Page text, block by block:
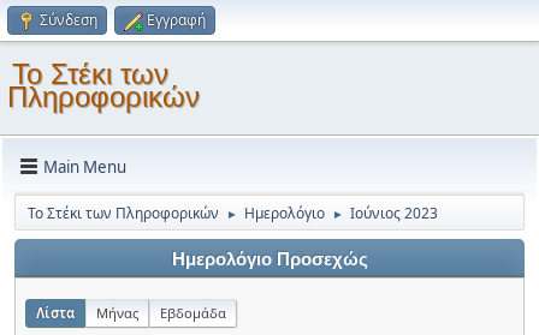
Σύνδεση Εγγραφή
Το Στέκι των
Πληροφορικών
Main Menu
Το Στέκι των Πληροφορικών ► Ημερολόγιο ► Ιούνιος 2023
Ημερολόγιο Προσεχώς
Λίστα Μήνας Εβδομάδα